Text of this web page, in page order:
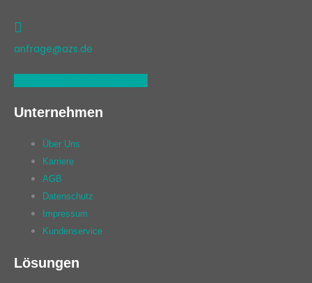
anfrage@azs.de
Unternehmen
Über Uns
Karriere
AGB
Datenschutz
Impressum
Kundenservice
Lösungen